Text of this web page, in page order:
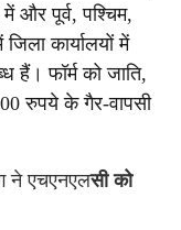
में और पूर्व, पश्चिम,
जिला कार्यालयों में
फॉर्म को जाति,
रुपये के गैर-वापसी
ने एचएनएलसी को